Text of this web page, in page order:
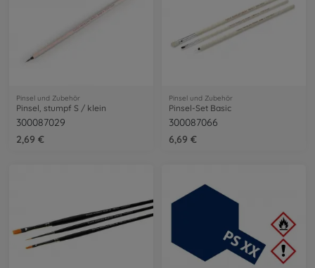
Pinsel und Zubehör
Pinsel, stumpf S / klein
300087029
2,69 €
Pinsel und Zubehör
Pinsel-Set Basic
300087066
6,69 €